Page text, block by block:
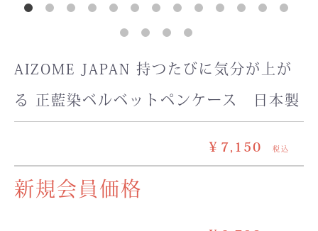
AIZOME JAPAN 持つたびに気分が上が
る 正藍染ベルベットペンケース 日本製
￥7,150 税込
新規会員価格